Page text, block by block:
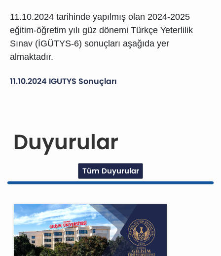
11.10.2024 tarihinde yapılmış olan 2024-2025
eğitim-öğretim yılı güz dönemi Türkçe Yeterlilik
Sınav (İGÜTYS-6) sonuçları aşağıda yer
almaktadır.
11.10.2024 IGUTYS Sonuçları
Duyurular
Tüm Duyurular